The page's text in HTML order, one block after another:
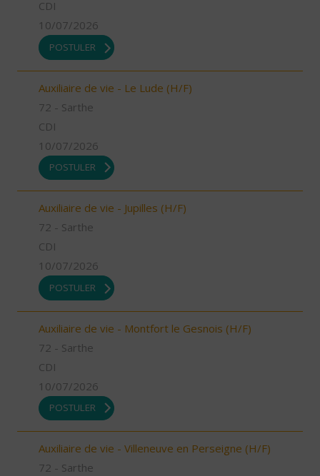
CDI
10/07/2026
POSTULER
Auxiliaire de vie - Le Lude (H/F)
72 - Sarthe
CDI
10/07/2026
POSTULER
Auxiliaire de vie - Jupilles (H/F)
72 - Sarthe
CDI
10/07/2026
POSTULER
Auxiliaire de vie - Montfort le Gesnois (H/F)
72 - Sarthe
CDI
10/07/2026
POSTULER
Auxiliaire de vie - Villeneuve en Perseigne (H/F)
72 - Sarthe